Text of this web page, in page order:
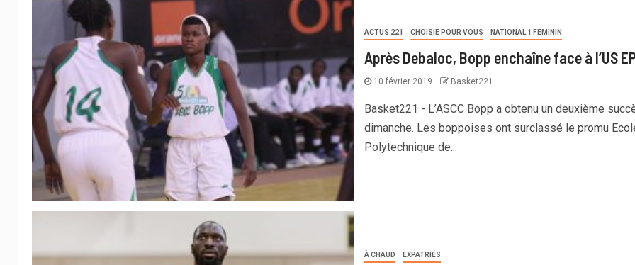
ACTUS 221 CHOISIE POUR VOUS NATIONAL 1 FÉMININ
Après Debaloc, Bopp enchaîne face à l’US
10 février 2019 Basket221
Basket221 - L’ASCC Bopp a obtenu un deuxième
dimanche. Les boppoises ont surclassé le promu
Polytechnique de...
À CHAUD EXPATRIÉS